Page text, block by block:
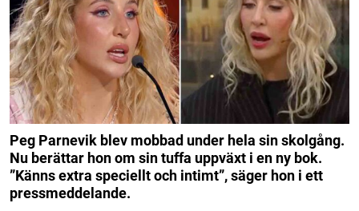
Peg Parnevik blev mobbad under hela sin skolgång.
Nu berättar hon om sin tuffa uppväxt i en ny bok.
”Känns extra speciellt och intimt”, säger hon i ett
pressmeddelande.